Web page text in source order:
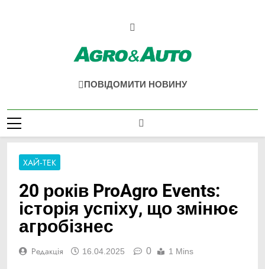
Agro & Auto
ПОВІДОМИТИ НОВИНУ
ХАЙ-ТЕК
20 років ProAgro Events:
історія успіху, що змінює
агробізнес
Редакція 16.04.2025 0 1 Mins